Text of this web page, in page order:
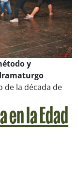
y
de la década de
en la Edad